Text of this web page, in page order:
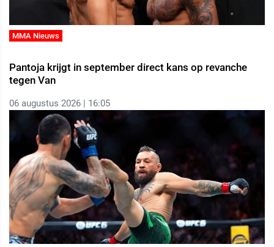
MMA Nieuws
Pantoja krijgt in september direct kans op revanche
tegen Van
06 augustus 2026 | 16:05